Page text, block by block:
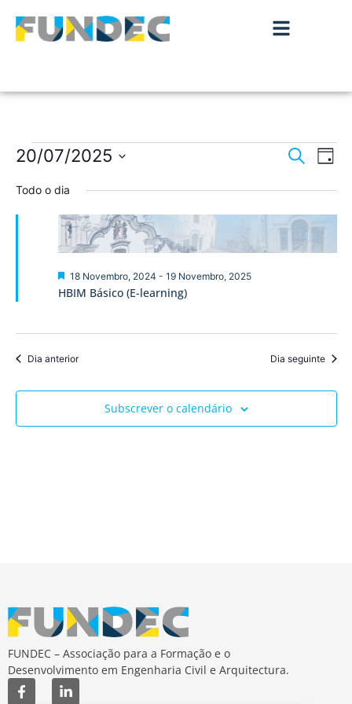
de
e
Pesquisar
de
Dia
20/07/2025
a
Todo o dia
HBIM Básico (E-learning)
Destaque
18 Novembro, 2024 - 19 Novembro, 2025
Dia anterior Dia seguinte
Subscrever o calendário
FUNDEC – Associação para a Formação e o
Desenvolvimento em Engenharia Civil e Arquitectura.